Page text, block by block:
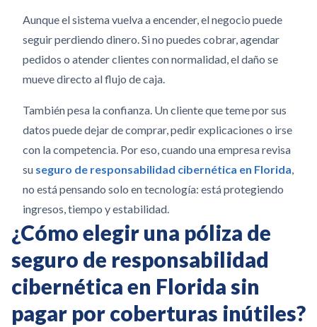
Aunque el sistema vuelva a encender, el negocio puede
seguir perdiendo dinero. Si no puedes cobrar, agendar
pedidos o atender clientes con normalidad, el daño se
mueve directo al flujo de caja.
También pesa la confianza. Un cliente que teme por sus
datos puede dejar de comprar, pedir explicaciones o irse
con la competencia. Por eso, cuando una empresa revisa
su seguro de responsabilidad cibernética en Florida,
no está pensando solo en tecnología: está protegiendo
ingresos, tiempo y estabilidad.
¿Cómo elegir una póliza de
seguro de responsabilidad
cibernética en Florida sin
pagar por coberturas inútiles?